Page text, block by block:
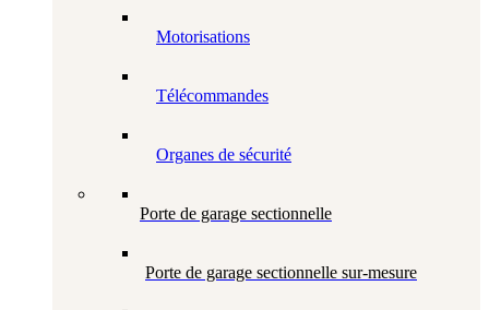
Motorisations
Télécommandes
Organes de sécurité
Porte de garage sectionnelle
Porte de garage sectionnelle sur-mesure